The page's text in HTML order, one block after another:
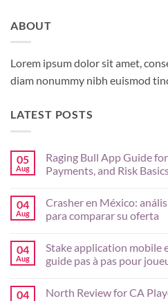
ABOUT
Lorem ipsum dolor sit amet,
diam nonummy nibh euismod
LATEST POSTS
05
Aug
Raging Bull App Guide
Payments, and Risk
on
Bull
for
Players:
Payments,
04
Aug
Crasher en México:
para comparar su oferta
on
Crasher
en
de
04
Aug
Stake application mobile
guide pas à pas pour
on
04
North Review for CA